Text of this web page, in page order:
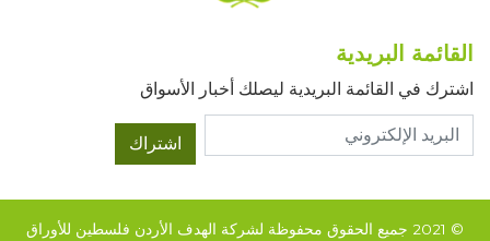
القائمة البريدية
اشترك في القائمة البريدية ليصلك أخبار الأسواق
اشتراك
© 2021 جميع الحقوق محفوظة لشركة الهدف الأردن فلسطين للأوراق